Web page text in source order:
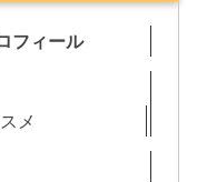
フィール
メ